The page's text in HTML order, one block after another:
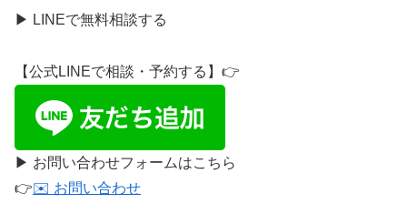
▶︎ LINEで無料相談する
【公式LINEで相談・予約する】👉
▶︎ お問い合わせフォームはこちら
👉✉️ お問い合わせ